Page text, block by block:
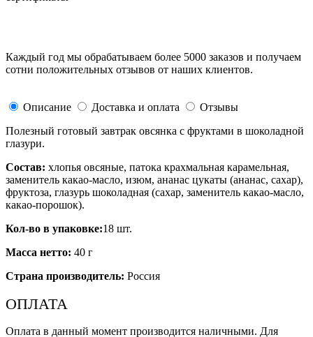
Каждый год мы обрабатываем более 5000 заказов и получаем
сотни положительных отзывов от наших клиентов.
Описание Доставка и оплата
Отзывы
Полезный готовый завтрак овсянка с фруктами в шоколадной
глазури.
Состав: хлопья овсяные, патока крахмальная карамельная,
заменитель какао-масло, изюм, ананас цукаты (ананас, сахар),
фруктоза, глазурь шоколадная (сахар, заменитель какао-масло,
какао-порошок).
Кол-во в упаковке:18 шт.
Масса нетто: 40 г
Страна производитель: Россия
ОПЛАТА
Оплата в данный момент производится наличными. Для